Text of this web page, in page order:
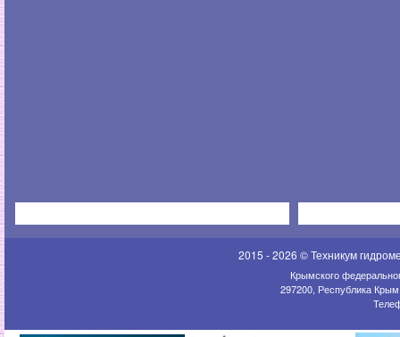
2015 - 2026 © Техникум
Крымского
297200, Республика